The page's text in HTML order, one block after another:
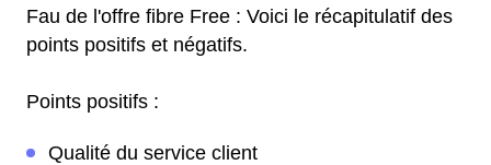
Fau de l'offre fibre Free : Voici le récapitulatif des
points positifs et négatifs.
Points positifs :
Qualité du service client